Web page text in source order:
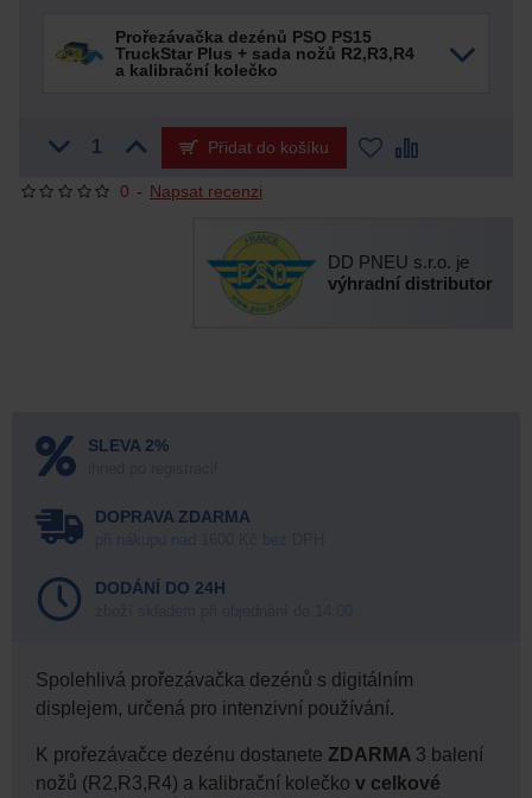
0 - Napsat recenzi
Prořezávačka dezénů PSO PS15
TruckStar Plus + sada nožů R2,R3,R4
a kalibrační kolečko
Přidat do košíku
DD PNEU s.r.o. je
výhradní distributor
SLEVA 2%
DOPRAVA ZDARMA
DODÁNÍ DO 24H
Spolehlivá prořezávačka dezénů s digitálním
displejem, určená pro intenzivní používání.
K prořezávačce dezénu dostanete ZDARMA 3 balení
nožů (R2,R3,R4) a kalibrační kolečko v celkové